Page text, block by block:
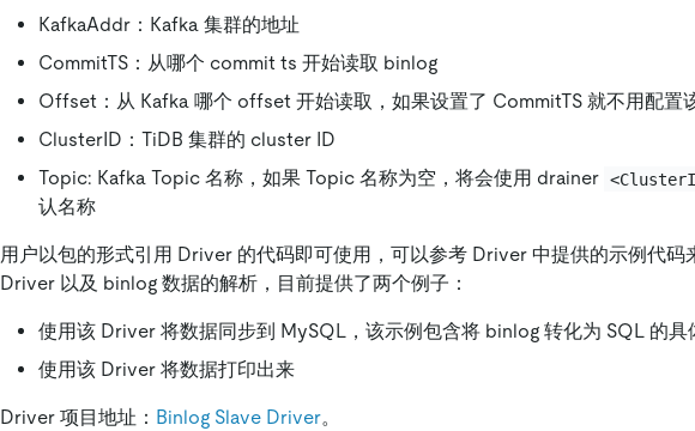
KafkaAddr：Kafka 集群的地址
CommitTS：从哪个 commit ts 开始读取 binlog
Offset：从 Kafka 哪个 offset 开始读取，如果设置了 CommitTS 就不用配置
ClusterID：TiDB 集群的 cluster ID
Topic: Kafka Topic 名称，如果 Topic 名称为空，将会使用 drainer
认名称
用户以包的形式引用 Driver 的代码即可使用，可以参考 Driver 中提供的示例代码
Driver 以及 binlog 数据的解析，目前提供了两个例子：
使用该 Driver 将数据同步到 MySQL，该示例包含将 binlog 转化为 SQL 的具
使用该 Driver 将数据打印出来
Driver 项目地址： Binlog Slave Driver。